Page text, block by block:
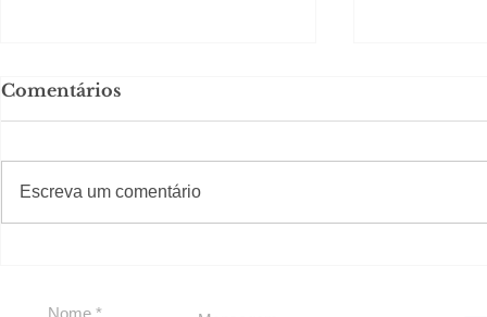
para São Paulo
Comentários
Escreva um comentário